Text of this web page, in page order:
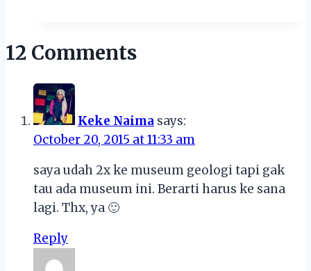
12 Comments
Keke Naima says:
October 20, 2015 at 11:33 am
saya udah 2x ke museum geologi tapi gak
tau ada museum ini. Berarti harus ke sana
lagi. Thx, ya 🙂
Reply